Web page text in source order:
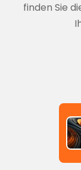
finden Sie